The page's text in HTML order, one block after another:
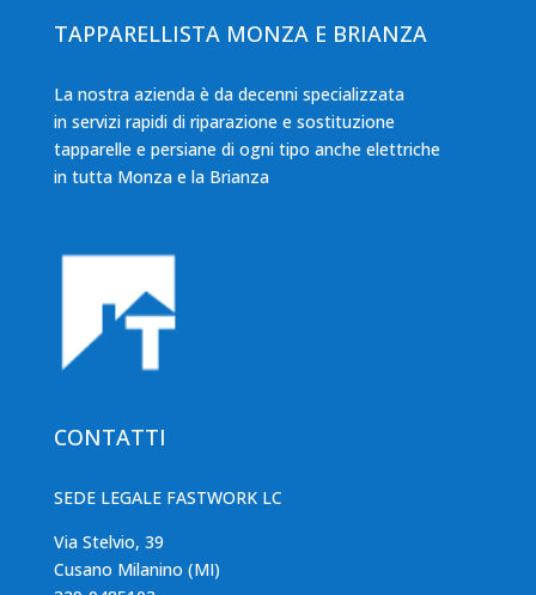
TAPPARELLISTA MONZA E BRIANZA
La nostra azienda è da decenni specializzata
in servizi rapidi di riparazione e sostituzione
tapparelle e persiane di ogni tipo anche elettriche
in tutta Monza e la Brianza
CONTATTI
SEDE LEGALE FASTWORK LC
Via Stelvio, 39
Cusano Milanino (MI)